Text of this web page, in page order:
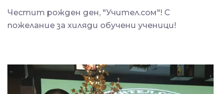
Честит рожден ден, "Учител.сом"! С
пожелание за хиляди обучени ученици!